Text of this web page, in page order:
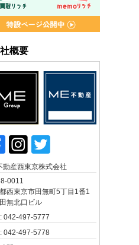
概要
動産西東京株式会社
0011
西東京市田無町5丁目1番1
無北口ビル
042-497-5777
: 042-497-5778